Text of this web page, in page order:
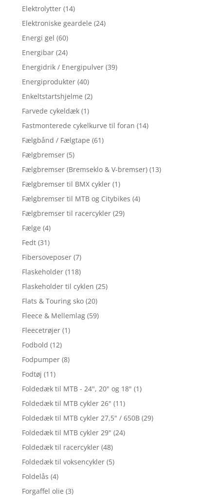
Elektrolytter (14)
Elektroniske geardele (24)
Energi gel (60)
Energibar (24)
Energidrik / Energipulver (39)
Energiprodukter (40)
Enkeltstartshjelme (2)
Farvede cykeldæk (1)
Fastmonterede cykelkurve til foran (14)
Fælgbånd / Fælgtape (61)
Fælgbremser (5)
Fælgbremser (Bremseklo & V-bremser) (13)
Fælgbremser til BMX cykler (1)
Fælgbremser til MTB og Citybikes (4)
Fælgbremser til racercykler (29)
Fælge (4)
Fedt (31)
Fibersoveposer (7)
Flaskeholder (118)
Flaskeholder til cyklen (25)
Flats & Touring sko (20)
Fleece & Mellemlag (59)
Fleecetrøjer (1)
Fodbold (12)
Fodpumper (8)
Fodtøj (11)
Foldedæk til MTB - 24", 20" og 18" (1)
Foldedæk til MTB cykler 26" (11)
Foldedæk til MTB cykler 27,5" / 650B (29)
Foldedæk til MTB cykler 29" (24)
Foldedæk til racercykler (48)
Foldedæk til voksencykler (5)
Foldelås (4)
Forgaffel olie (3)